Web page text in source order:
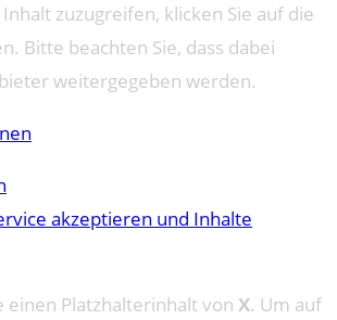
zuzugreifen, klicken Sie auf die
Bitte beachten Sie, dass dabei
weitergegeben werden.
akzeptieren und Inhalte
einen Platzhalterinhalt von X. Um auf